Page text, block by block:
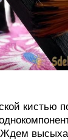
кистью